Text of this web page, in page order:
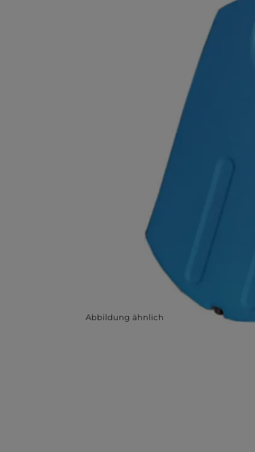
Abbildung ähnlich